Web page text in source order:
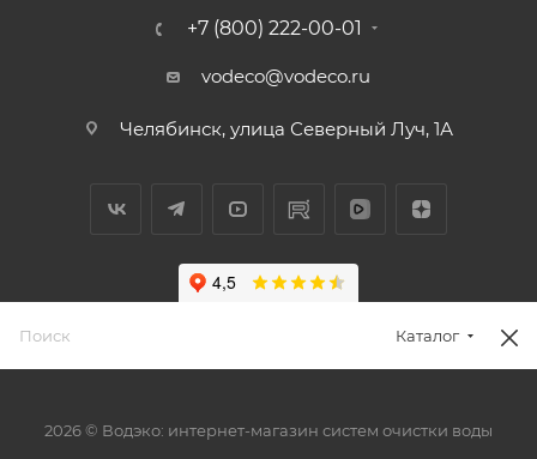
+7 (800) 222-00-01
vodeco@vodeco.ru
Челябинск, улица Северный Луч, 1А
2026 © Водэко: интернет-магазин систем очистки воды
Каталог